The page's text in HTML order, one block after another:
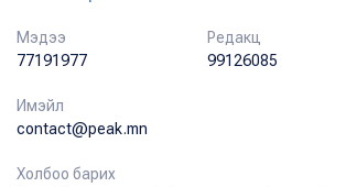
Мэдээ
77191977
Редакц
99126085
Имэйл
contact@peak.mn
Холбоо барих